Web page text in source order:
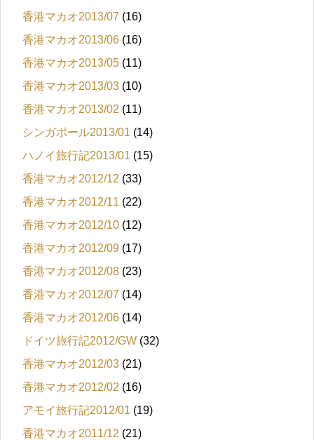
香港マカオ2013/07 (16)
香港マカオ2013/06 (16)
香港マカオ2013/05 (11)
香港マカオ2013/03 (10)
香港マカオ2013/02 (11)
シンガポール2013/01 (14)
ハノイ旅行記2013/01 (15)
香港マカオ2012/12 (33)
香港マカオ2012/11 (22)
香港マカオ2012/10 (12)
香港マカオ2012/09 (17)
香港マカオ2012/08 (23)
香港マカオ2012/07 (14)
香港マカオ2012/06 (14)
ドイツ旅行記2012/GW (32)
香港マカオ2012/03 (21)
香港マカオ2012/02 (16)
アモイ旅行記2012/01 (19)
香港マカオ2011/12 (21)